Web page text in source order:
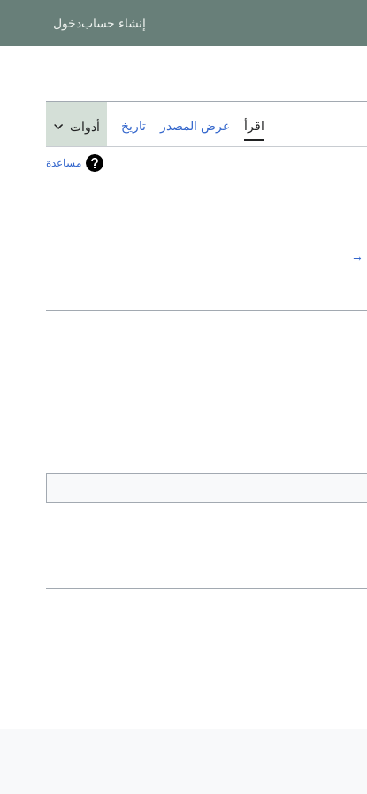
إنشاء حسابدخول
اقرأ عرض المصدر تاريخ أدوات
مساعدة
→